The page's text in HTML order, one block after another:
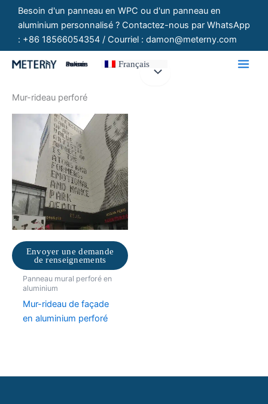
contenu
Besoin d'un panneau en WPC ou d'un panneau en
aluminium personnalisé ? Contactez-nous par WhatsApp
: +86 18566054354 / Courriel : damon@meterny.com
Panneaux Personnalisés Français
Mur-rideau perforé
Envoyer une demande
de renseignements
Panneau mural perforé en
aluminium
Mur-rideau de façade
en aluminium perforé